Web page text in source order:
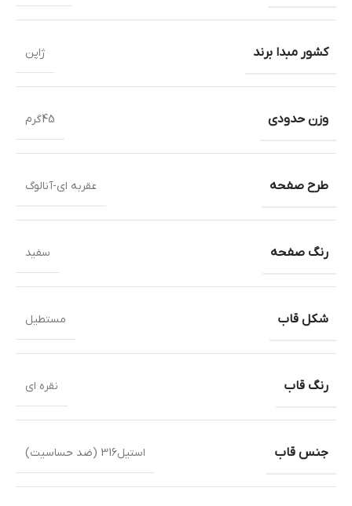
کشور مبدا برند ژاپن
وزن حدودی 45گرم
طرح صفحه عقربه ای-آنالوگ
رنگ صفحه سفید
شکل قاب مستطیل
رنگ قاب نقره ای
جنس قاب استیل316 (ضد حساسیت)